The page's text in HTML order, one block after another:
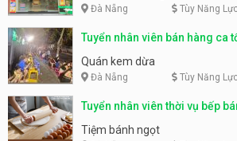
Đà Nẵng Tùy Năng Lực
Tuyển nhân viên bán hàng ca
Quán kem dừa
Đà Nẵng Tùy Năng Lực
Tuyển nhân viên thời vụ bếp
Tiệm bánh ngọt